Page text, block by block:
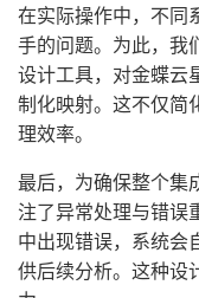
在实际操作中，不同
手的问题。为此，我
设计工具，对金蝶云
制化映射。这不仅简
理效率。
最后，为确保整个集
注了异常处理与错误
中出现错误，系统会
供后续分析。这种设